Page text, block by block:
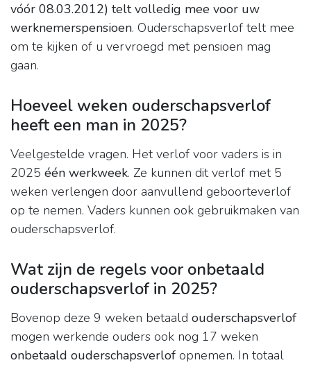
vóór 08.03.2012) telt volledig mee voor uw
werknemerspensioen. Ouderschapsverlof telt mee
om te kijken of u vervroegd met pensioen mag
gaan.
Hoeveel weken ouderschapsverlof
heeft een man in 2025?
Veelgestelde vragen. Het verlof voor vaders is in
2025 één werkweek. Ze kunnen dit verlof met 5
weken verlengen door aanvullend geboorteverlof
op te nemen. Vaders kunnen ook gebruikmaken van
ouderschapsverlof.
Wat zijn de regels voor onbetaald
ouderschapsverlof in 2025?
Bovenop deze 9 weken betaald ouderschapsverlof
mogen werkende ouders ook nog 17 weken
onbetaald ouderschapsverlof opnemen. In totaal